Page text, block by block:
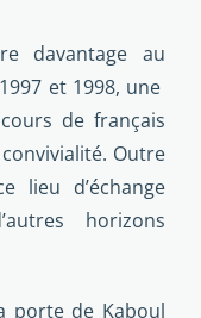
davantage au
et 1998, une
cours de français
Outre
lieu d’échange
horizons
porte de Kaboul